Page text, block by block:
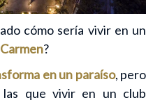
cómo sería vivir en un
?
en un paraíso, pero
que vivir en un club